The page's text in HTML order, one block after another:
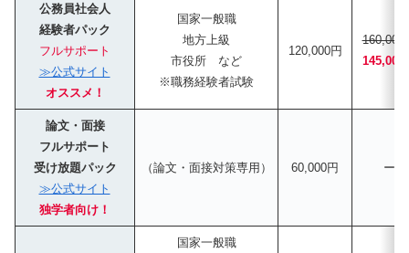
公務員社会人
経験者パック
フルサポート
≫公式サイト
オススメ！
国家一般職
地方上級
市役所 など
※職務経験者試験
120,000円
160,000
145,000
論文・面接
フルサポート
受け放題パック
≫公式サイト
独学者向け！
（論文・面接対策専用） 60,000円 ー
国家一般職